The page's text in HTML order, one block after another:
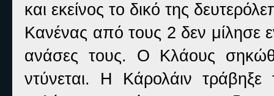
και εκείνος το δικό της
Κανένας από τους 2 δεν μίλησε
ανάσες τους. Ο Κλάους
ντύνεται. Η Κάρολάιν